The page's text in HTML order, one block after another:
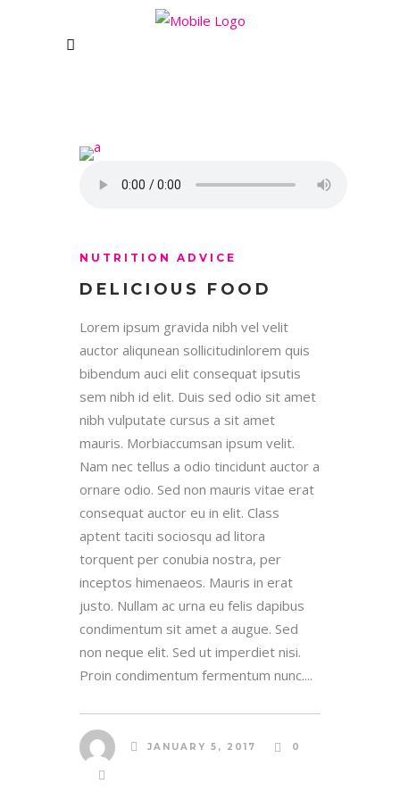
NUTRITION ADVICE
DELICIOUS FOOD
Lorem ipsum gravida nibh vel velit
auctor aliqunean sollicitudinlorem quis
bibendum auci elit consequat ipsutis
sem nibh id elit. Duis sed odio sit amet
nibh vulputate cursus a sit amet
mauris. Morbiaccumsan ipsum velit.
Nam nec tellus a odio tincidunt auctor a
ornare odio. Sed non mauris vitae erat
consequat auctor eu in elit. Class
aptent taciti sociosqu ad litora
torquent per conubia nostra, per
inceptos himenaeos. Mauris in erat
justo. Nullam ac urna eu felis dapibus
condimentum sit amet a augue. Sed
non neque elit. Sed ut imperdiet nisi.
Proin condimentum fermentum nunc....
JANUARY 5, 2017 0